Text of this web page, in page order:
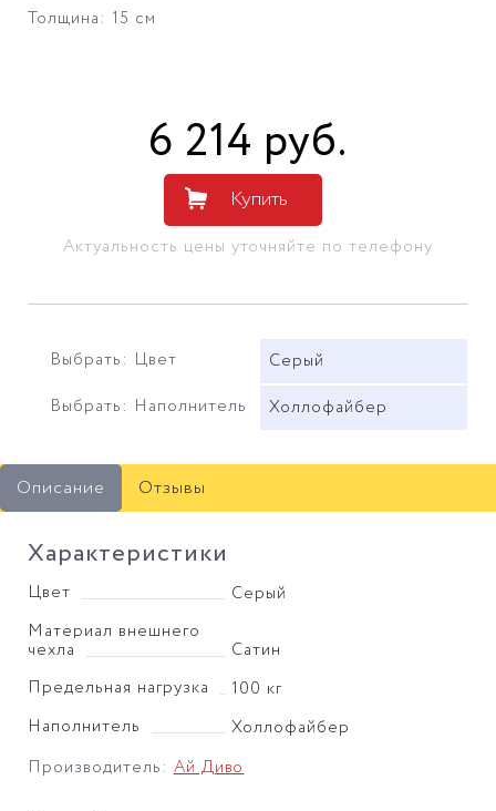
Толщина: 15 см
6 214 руб.
Купить
Актуальность цены уточняйте по телефону
Выбрать: Цвет
Серый
Выбрать: Наполнитель
Холлофайбер
Описание Отзывы
Характеристики
Цвет
Серый
Материал внешнего
чехла
Сатин
Предельная нагрузка
100 кг
Наполнитель
Холлофайбер
Производитель:Ай Диво